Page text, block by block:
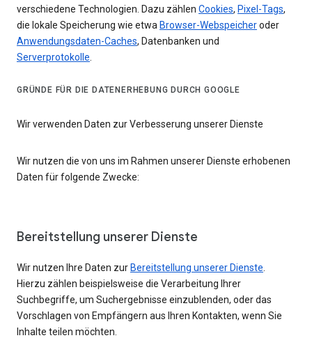
verschiedene Technologien. Dazu zählen Cookies, Pixel-Tags,
die lokale Speicherung wie etwa Browser-Webspeicheroder
Anwendungsdaten-Caches, Datenbanken und
Serverprotokolle.
GRÜNDE FÜR DIE DATENERHEBUNG DURCH GOOGLE
Wir verwenden Daten zur Verbesserung unserer Dienste
Wir nutzen die von uns im Rahmen unserer Dienste erhobenen
Daten für folgende Zwecke:
Bereitstellung unserer Dienste
Wir nutzen Ihre Daten zur Bereitstellung unserer Dienste
Hierzu zählen beispielsweise die Verarbeitung Ihrer
Suchbegriffe, um Suchergebnisse einzublenden, oder das
Vorschlagen von Empfängern aus Ihren Kontakten, wenn Sie
Inhalte teilen möchten.